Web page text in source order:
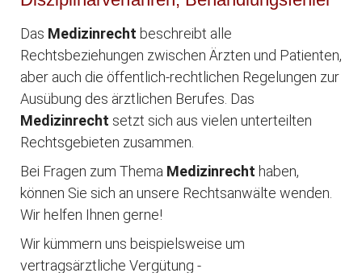
Das Medizinrecht beschreibt alle
Rechtsbeziehungen zwischen Ärzten und Patienten,
aber auch die öffentlich-rechtlichen Regelungen zur
Ausübung des ärztlichen Berufes. Das
Medizinrecht setzt sich aus vielen unterteilten
Rechtsgebieten zusammen.
Bei Fragen zum Thema Medizinrecht haben,
können Sie sich an unsere Rechtsanwälte wenden.
Wir helfen Ihnen gerne!
Wir kümmern uns beispielsweise um
vertragsärztliche Vergütung -